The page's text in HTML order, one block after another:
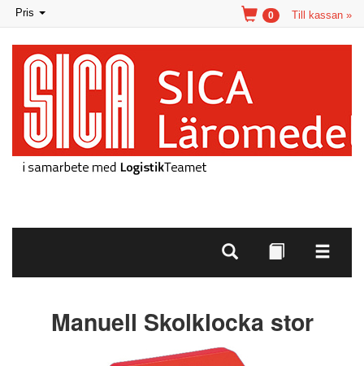
Toggle
navigation
Pris Till kassan »
0
Manuell Skolklocka stor